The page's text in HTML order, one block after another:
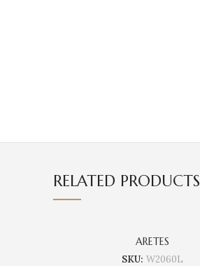
RELATED PRODUCTS
ARETES
SKU: W2060L